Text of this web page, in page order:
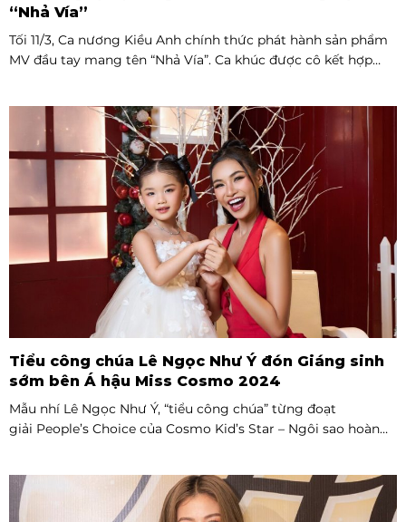
“Nhả Vía”
Tối 11/3, Ca nương Kiều Anh chính thức phát hành sản phẩm
MV đầu tay mang tên “Nhả Vía”. Ca khúc được cô kết hợp
Shyn, Muội, Ngọc Thanh Tâm và Phùng Khánh Linh.
Tiểu công chúa Lê Ngọc Như Ý đón Giáng sinh
sớm bên Á hậu Miss Cosmo 2024
Mẫu nhí Lê Ngọc Như Ý, “tiểu công chúa” từng đoạt
giải People’s Choice của Cosmo Kid’s Star – Ngôi sao hoàn
Sinh sớm.